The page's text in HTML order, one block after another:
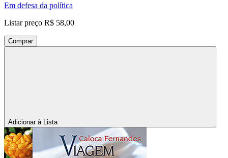
Em defesa da política
Listar preço R$ 58,00
Comprar
Adicionar à Lista